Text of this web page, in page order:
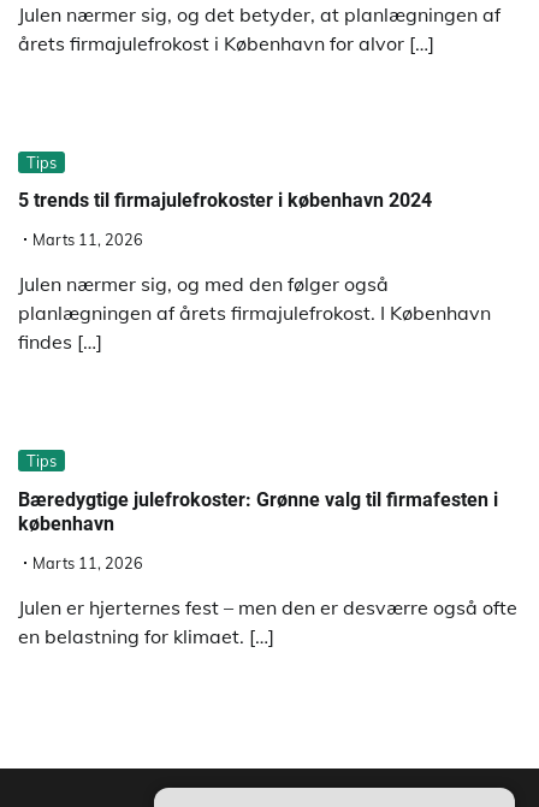
Julen nærmer sig, og det betyder, at planlægningen af
årets firmajulefrokost i København for alvor […]
Tips
5 trends til firmajulefrokoster i københavn 2024
Marts 11, 2026
Julen nærmer sig, og med den følger også
planlægningen af årets firmajulefrokost. I København
findes […]
Tips
Bæredygtige julefrokoster: Grønne valg til firmafesten i
københavn
Marts 11, 2026
Julen er hjerternes fest – men den er desværre også ofte
en belastning for klimaet. […]